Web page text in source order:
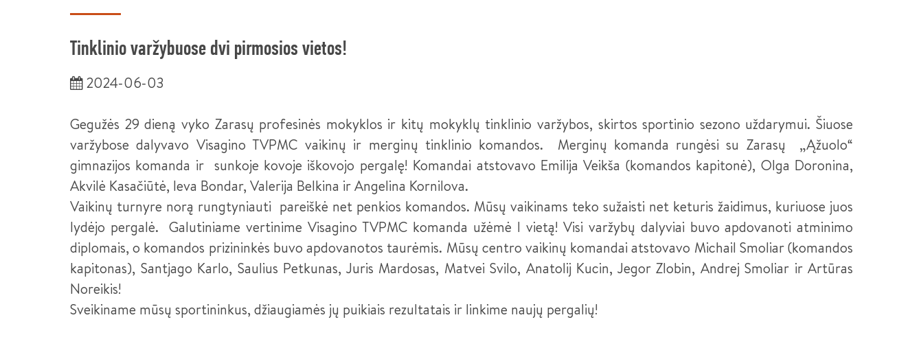
Tinklinio varžybuose dvi pirmosios vietos!
2024-06-03
Gegužės 29 dieną vyko Zarasų profesinės mokyklos ir kitų mokyklų tinklinio varžybos, skirtos sportinio sezono uždarymui. Šiuose
varžybose dalyvavo Visagino TVPMC vaikinų ir merginų tinklinio komandos. Merginų komanda rungėsi su Zarasų „Ąžuolo“
gimnazijos komanda ir sunkoje kovoje iškovojo pergalę! Komandai atstovavo Emilija Veikša (komandos kapitonė), Olga Doronina,
Akvilė Kasačiūtė, Ieva Bondar, Valerija Belkina ir Angelina Kornilova.
Vaikinų turnyre norą rungtyniauti pareiškė net penkios komandos. Mūsų vaikinams teko sužaisti net keturis žaidimus, kuriuose juos
lydėjo pergalė. Galutiniame vertinime Visagino TVPMC komanda užėmė I vietą! Visi varžybų dalyviai buvo apdovanoti atminimo
diplomais, o komandos prizininkės buvo apdovanotos taurėmis. Mūsų centro vaikinų komandai atstovavo Michail Smoliar (komandos
kapitonas), Santjago Karlo, Saulius Petkunas, Juris Mardosas, Matvei Svilo, Anatolij Kucin, Jegor Zlobin, Andrej Smoliar ir Artūras
Noreikis!
Sveikiname mūsų sportininkus, džiaugiamės jų puikiais rezultatais ir linkime naujų pergalių!